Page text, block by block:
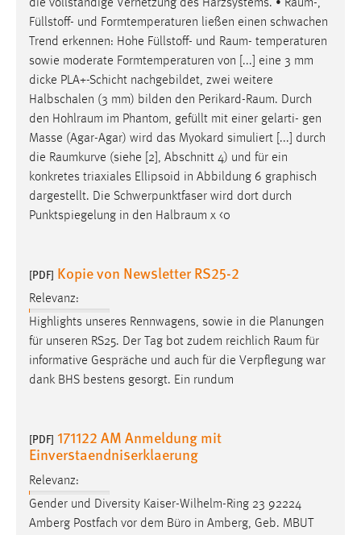
die vollständige Vernetzung des Harzsystems. • Raum-,
Füllstoff- und Formtemperaturen ließen einen schwachen
Trend erkennen: Hohe Füllstoff- und Raum- temperaturen
sowie moderate Formtemperaturen von [...] eine 3 mm
dicke PLA+-Schicht nachgebildet, zwei weitere
Halbschalen (3 mm) bilden den Perikard-Raum. Durch
den Hohlraum im Phantom, gefüllt mit einer gelarti- gen
Masse (Agar-Agar) wird das Myokard simuliert [...] durch
die Raumkurve (siehe [2], Abschnitt 4) und für ein
konkretes triaxiales Ellipsoid in Abbildung 6 graphisch
dargestellt. Die Schwerpunktfaser wird dort durch
Punktspiegelung in den Halbraum χ <0
[PDF] Kopie von Newsletter RS25-2
Relevanz:
Highlights unseres Rennwagens, sowie in die Planungen
für unseren RS25. Der Tag bot zudem reichlich Raum für
informative Gespräche und auch für die Verpflegung war
dank BHS bestens gesorgt. Ein rundum
[PDF] 171122 AM Anmeldung mit
Einverstaendniserklaerung
Relevanz:
Gender und Diversity Kaiser-Wilhelm-Ring 23 92224
Amberg Postfach vor dem Büro in Amberg, Geb. MBUT
Performance
Name:
Zweck:
Für performante Seitenauslieferung wird in diesem Cookie
gespeichert, ob man eingeloggt ist.
Sprachpräferenz
site-language-preference
Zweck:
Das Cookie speichert die gewählte Sprache der Website.
Cookie Laufzeit:
30 Tage
Name:
MibewSessionID, MIBEW_UserID, mibew_locale, mibew-
chat-frame-style-5e9dbeb1811c0446
Zweck:
Wird benötigt um die Chatfunktion nutzen zu können.